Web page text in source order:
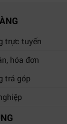
trực tuyến
hóa đơn
trả góp